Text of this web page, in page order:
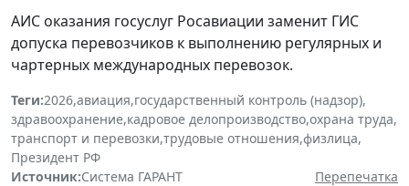
АИС оказания госуслуг Росавиации заменит ГИС
допуска перевозчиков к выполнению регулярных и
чартерных международных перевозок.
Теги:2026,авиация,государственный контроль (надзор),
здравоохранение,кадровое делопроизводство,охрана труда,
транспорт и перевозки,трудовые отношения,физлица,
Президент РФ
Источник:Система ГАРАНТ
Перепечатка